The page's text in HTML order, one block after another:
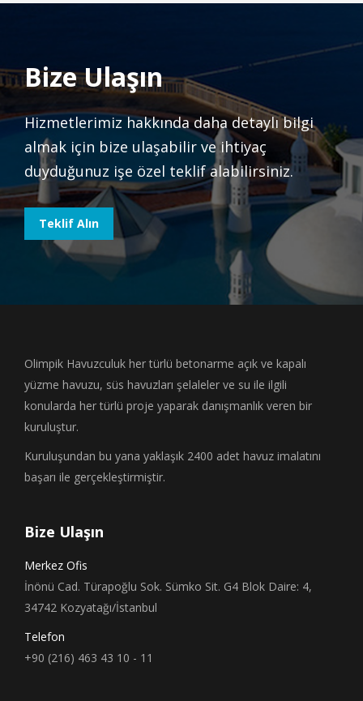
Bize Ulaşın
Hizmetlerimiz hakkında daha detaylı bilgi
almak için bize ulaşabilir ve ihtiyaç
duyduğunuz işe özel teklif alabilirsiniz.
Teklif Alın
Olimpik Havuzculuk her türlü betonarme açık ve kapalı
yüzme havuzu, süs havuzları şelaleler ve su ile ilgili
konularda her türlü proje yaparak danışmanlık veren bir
kuruluştur.
Kuruluşundan bu yana yaklaşık 2400 adet havuz imalatını
başarı ile gerçekleştirmiştir.
Bize Ulaşın
Merkez Ofis
İnönü Cad. Türapoğlu Sok. Sümko Sit. G4 Blok Daire: 4,
34742 Kozyatağı/İstanbul
Telefon
+90 (216) 463 43 10 - 11